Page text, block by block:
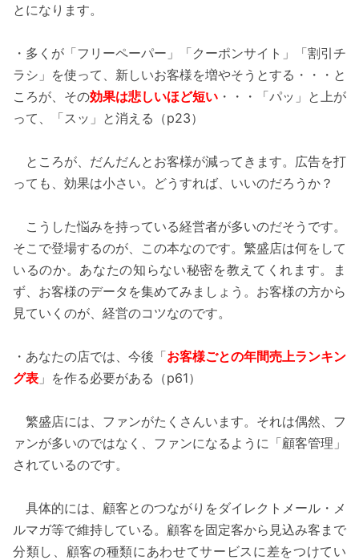
とになります。
・多くが「フリーペーパー」「クーポンサイト」「割引チ
ラシ」を使って、新しいお客様を増やそうとする・・・と
ころが、その効果は悲しいほど短い ・・・「パッ」と上が
って、「スッ」と消える（p23）
ところが、だんだんとお客様が減ってきます。広告を打
っても、効果は小さい。どうすれば、いいのだろうか？
こうした悩みを持っている経営者が多いのだそうです。
そこで登場するのが、この本なのです。繁盛店は何をして
いるのか。あなたの知らない秘密を教えてくれます。ま
ず、お客様のデータを集めてみましょう。お客様の方から
見ていくのが、経営のコツなのです。
・あなたの店では、今後「お客様ごとの年間売上ランキン
グ表 」を作る必要がある（p61）
繁盛店には、ファンがたくさんいます。それは偶然、フ
ァンが多いのではなく、ファンになるように「顧客管理」
されているのです。
具体的には、顧客とのつながりをダイレクトメール・メ
ルマガ等で維持している。顧客を固定客から見込み客まで
分類し、顧客の種類にあわせてサービスに差をつけてい